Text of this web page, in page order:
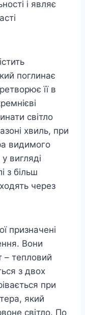
і являє
поглинає
її в
світло
хвиль, при
видимого
вигляді
з більш
через
призначені
Вони
– тепловий
з двох
при
який
світло. По